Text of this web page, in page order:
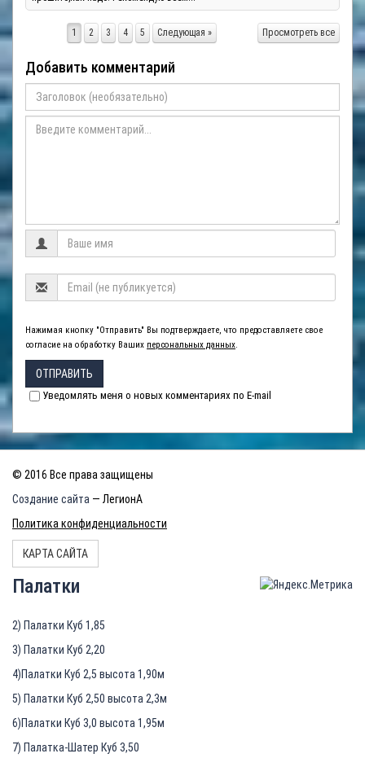
Просмотреть все
1 2 3 4 5 Следующая »
Добавить комментарий
Нажимая кнопку "Отправить" Вы подтверждаете, что предоставляете свое
согласие на обработку Ваших персональных данных.
ОТПРАВИТЬ
Уведомлять меня о новых комментариях по E-mail
© 2016 Все права защищены
Создание сайта — ЛегионА
Политика конфиденциальности
КАРТА САЙТА
Палатки
2) Палатки Куб 1,85
3) Палатки Куб 2,20
4)Палатки Куб 2,5 высота 1,90м
5) Палатки Куб 2,50 высота 2,3м
6)Палатки Куб 3,0 высота 1,95м
7) Палатка-Шатер Куб 3,50